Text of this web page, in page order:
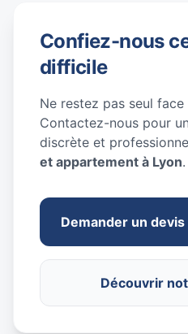
Confiez-nous
difficile
Ne restez pas seul
Contactez-nous pour
discrète et
et appartement à Lyon.
Demander un devis
Découvrir